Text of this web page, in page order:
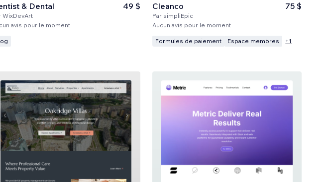
& Dental
WixDevArt
49 $
avis pour le moment
Cleanco
Par simpliEpic
75 $
Aucun avis pour le moment
Formules de paiement Espace membres +1